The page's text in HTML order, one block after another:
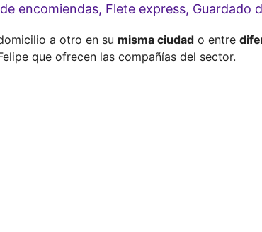
encomiendas, Flete express, Guardado
a otro en su misma ciudad o entre
que ofrecen las compañías del sector.